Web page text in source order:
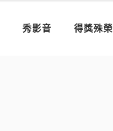
秀影音 得獎殊榮